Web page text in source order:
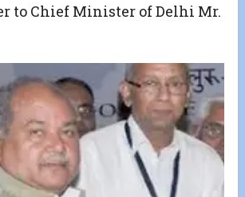
to Chief Minister of Delhi Mr.